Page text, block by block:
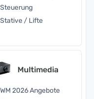
Steuerung
Stative / Lifte
Multimedia
WM 2026 Angebote